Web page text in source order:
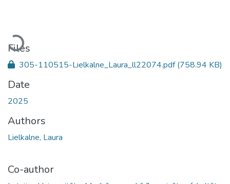
Loading...
Files
305-110515-Lielkalne_Laura_ll22074.pdf(758.94 KB)
Date
2025
Authors
Lielkalne, Laura
Co-author